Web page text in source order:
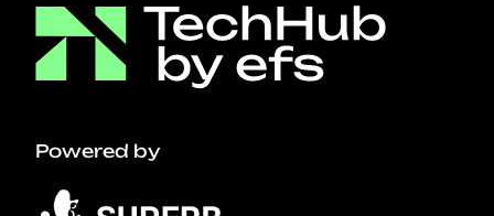
Powered by